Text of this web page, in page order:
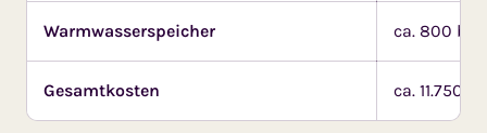
Warmwasserspeicher ca. 800 bis
Gesamtkosten ca. 11.750